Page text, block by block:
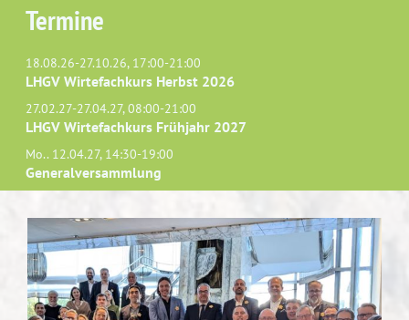
Termine
18.08.26-27.10.26, 17:00-21:00
LHGV Wirtefachkurs Herbst 2026
27.02.27-27.04.27, 08:00-21:00
LHGV Wirtefachkurs Frühjahr 2027
Mo.. 12.04.27, 14:30-19:00
Generalversammlung